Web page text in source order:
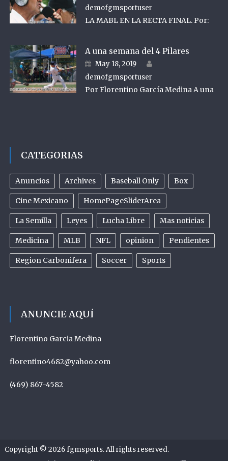
demofgmsportuser
LA MABL EN LA RECTA FINAL. Por:
A una semana del 4 Pilares
Posted on
May 18, 2019
demofgmsportuser
Por Florentino García Medina A una
CATEGORIAS
Anuncios Archives Baseball Only Box
Cine Mexicano HomePageSliderArea
La Semilla Leyes Lucha Libre Mas noticias
Medicina MLB NFL opinion Pendientes
Region Carbonifera Soccer Sports
ANUNCIE AQUÍ
Florentino Garcia Medina
florentino4682@yahoo.com
(469) 867-4582
Copyright © 2026fgmsports. All rights reserved.